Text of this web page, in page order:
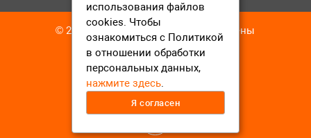
© 2016-2023 ТВР24 Все права защищены
использования файлов
cookies. Чтобы
ознакомиться с Политикой
в отношении обработки
персональных данных,
нажмите здесь.
Я согласен